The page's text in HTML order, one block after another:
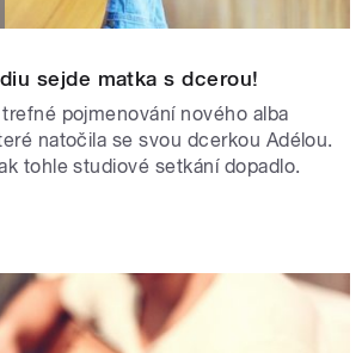
sejde matka s dcerou!
pojmenování nového alba
natočila se svou dcerkou Adélou.
tohle studiové setkání dopadlo.